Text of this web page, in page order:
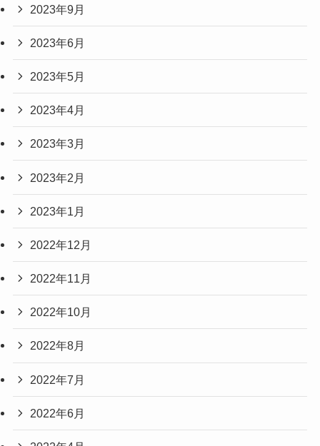
2023年9月
2023年6月
2023年5月
2023年4月
2023年3月
2023年2月
2023年1月
2022年12月
2022年11月
2022年10月
2022年8月
2022年7月
2022年6月